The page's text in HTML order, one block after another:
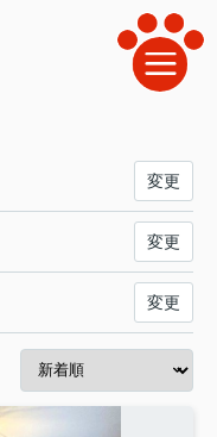
変更
変更
変更